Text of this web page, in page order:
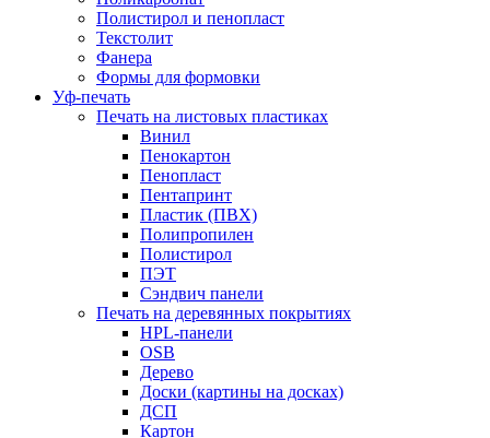
Полистирол и пенопласт
Текстолит
Фанера
Формы для формовки
Уф-печать
Печать на листовых пластиках
Винил
Пенокартон
Пенопласт
Пентапринт
Пластик (ПВХ)
Полипропилен
Полистирол
ПЭТ
Сэндвич панели
Печать на деревянных покрытиях
HPL-панели
OSB
Дерево
Доски (картины на досках)
ДСП
Картон